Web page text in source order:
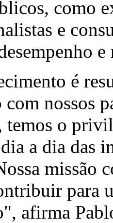
como
e
é
nossos
temos o
a dia das
missão
para
afirma